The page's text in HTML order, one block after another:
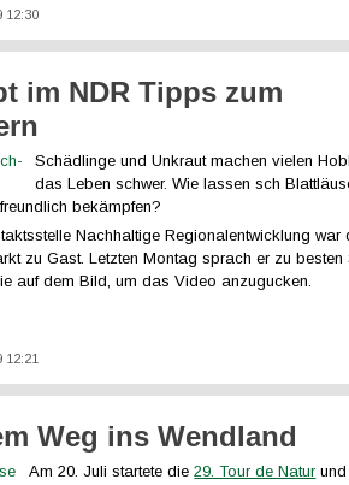
12:30
im NDR Tipps zum
Schädlinge und Unkraut machen vielen
das Leben schwer. Wie lassen sch
bekämpfen?
Nachhaltige Regionalentwicklung war
zu Gast. Letzten Montag sprach er zu besten
auf dem Bild, um das Video anzugucken.
Weg ins Wendland
Am 20. Juli startete die29. Tour de Natur